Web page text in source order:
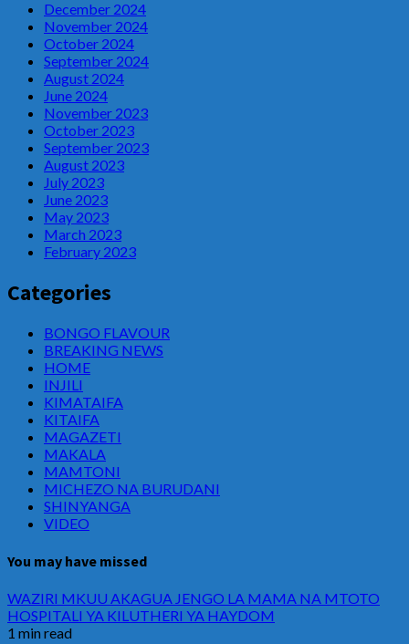
December 2024
November 2024
October 2024
September 2024
August 2024
June 2024
November 2023
October 2023
September 2023
August 2023
July 2023
June 2023
May 2023
March 2023
February 2023
Categories
BONGO FLAVOUR
BREAKING NEWS
HOME
INJILI
KIMATAIFA
KITAIFA
MAGAZETI
MAKALA
MAMTONI
MICHEZO NA BURUDANI
SHINYANGA
VIDEO
You may have missed
WAZIRI MKUU AKAGUA JENGO LA MAMA NA MTOTO
HOSPITALI YA KILUTHERI YA HAYDOM
1 min read